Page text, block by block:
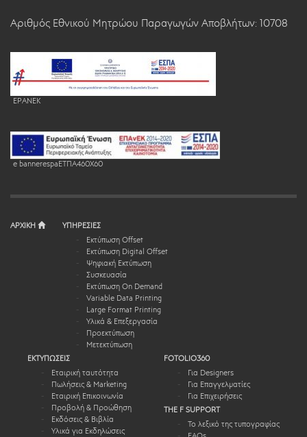
Αριθμός Εθνικού Μητρώου Παραγωγών Αποβλήτων: 10708
EPANEK
e bannerespaEΤΠΑ460X60
ΑΡΧΙΚΗ
ΥΠΗΡΕΣΙΕΣ
Εκτύπωση Offset
Εκτύπωση Digital Offset
Ψηφιακή Εκτύπωση
Συσκευασία
Εκτύπωση On Demand
Variable Data Printing
Large Format Printing
Υλικά & Επεξεργασία
Προεκτύπωση
Μετεκτύπωση
ΕΚΤΥΠΩΣΕΙΣ
Εταιρική ταυτότητα
Πωλήσεις & Marketing
Εταιρική Επικοινωνία
Προβολή & Προώθηση
Εκδόσεις & Βιβλία
Υλικά για Εκδηλώσεις
FOTOLIO360
Για Designers
Για Επαγγελματίες
Για Επιχειρήσεις
THE F SUPPORT
Το λεξικό της τυπογραφίας